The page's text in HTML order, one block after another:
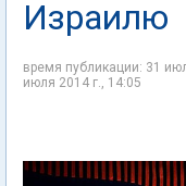
Израилю
время публикации: 31
июля 2014 г., 14:05